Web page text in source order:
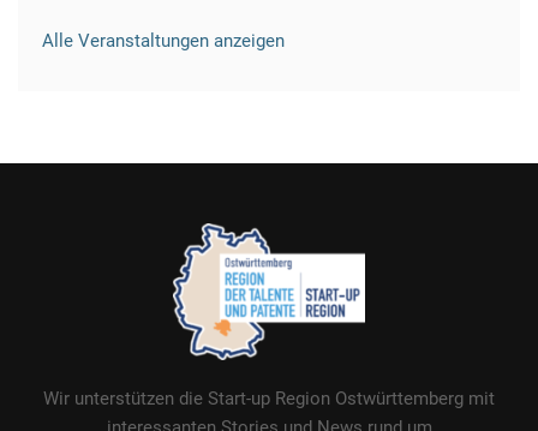
Alle Veranstaltungen anzeigen
Wir unterstützen die Start-up Region Ostwürttemberg mit